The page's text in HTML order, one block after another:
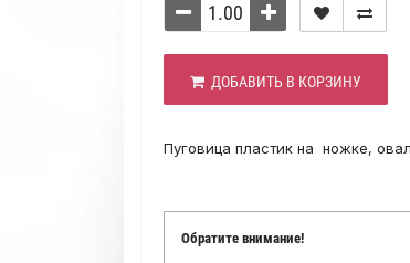
ДОБАВИТЬ В КОРЗИНУ
Пуговица пластик на ножке,
Обратите внимание!